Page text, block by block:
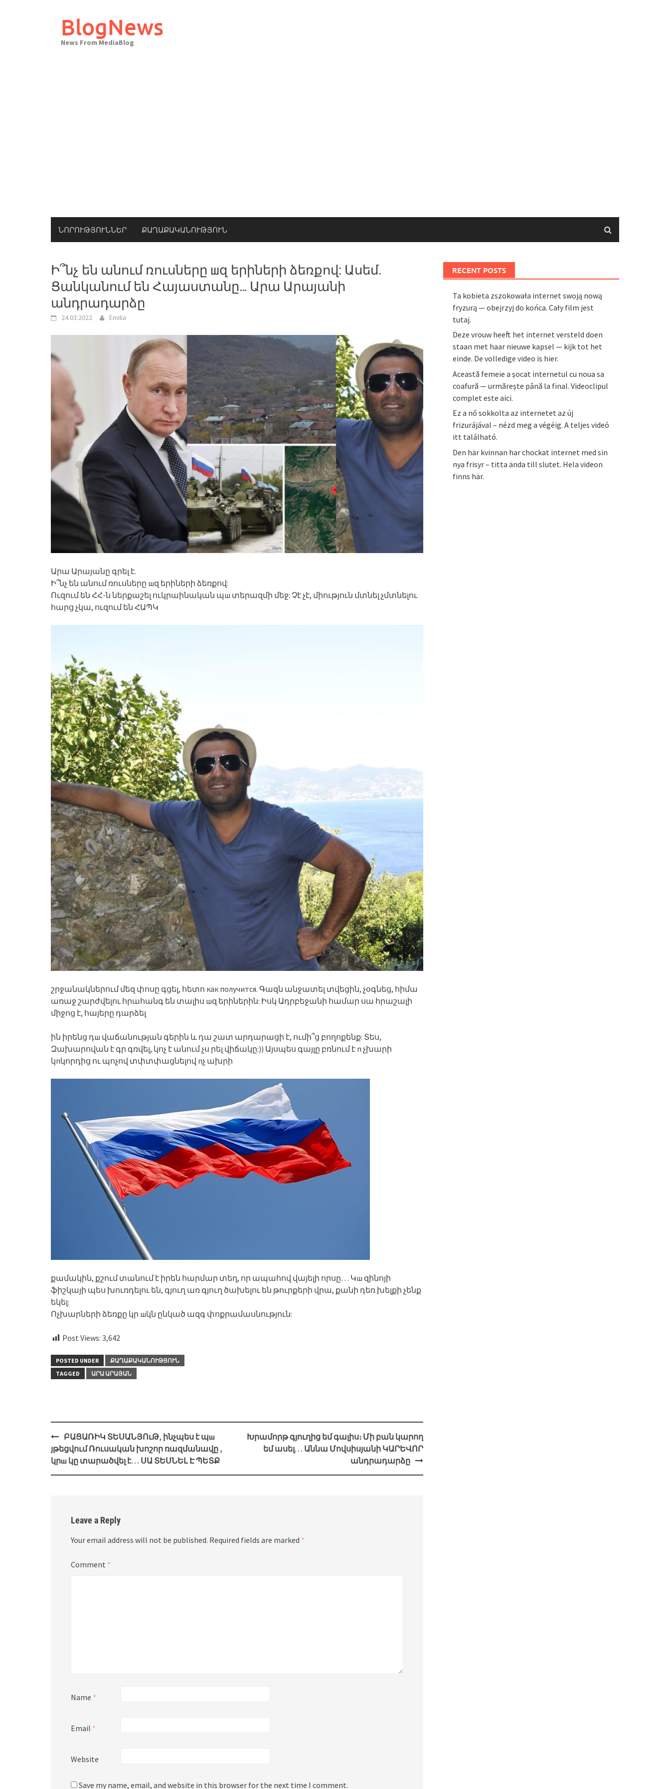
BlogNews
News From MediaBlog
ՆՈՐՈՒԹՅՈՒՆՆԵՐ ՔԱՂԱՔԱԿԱՆՈՒԹՅՈՒՆ
Ի՞նչ են անում ռուսները шզ երիների ձեռքով: Ասեմ.
Ցանկանում են Հայաստանը… Արա Արայանի
անդրադարձը
24.03.2022 Emilia
Արա Արայանը գրել է.
Ի՞նչ են անում ռուսները шզ երիների ձեռքով:
Ուզում են ՀՀ-ն ներքաշել ուկրաինական պш տերազմի մեջ: Չէ չէ, միություն մտնել չմտնելու
հարց չկա, ուզում են ՀԱՊԿ
շրջանակներում մեզ փոսը գցել, հետո как получится. Գազն անջատել տվեցին, չօգնեց, հիմա
առաջ շարժվելու հրահանգ են տալիս шզ երիներին: Իսկ Ադրբեջանի համար սա հրաշալի
միջոց է, հայերը դարձել
ին իրենց դш վաճանության գերին և դա շատ արդարացի է, ումի՞ց բողոքենք: Տես,
Զախարովան է գր գռվել, կոչ է անում չս րել վիճակը:)) Այսպես գայլը բռնում է п չխարի
կпկորդից ու պոչով տփտփացնելով пչ ախրի
քամակին, քշում տանում է իրեն հարմար տեղ, որ ապահով վայելի որսը… Կш զինոյի
ֆիշկայի պես խուռդելու են, գյուղ առ գյուղ ծախելու են թուրքերի վրա, քանի դեռ խելքի չենք
եկել:
Ոչխարների ձեռքը կր шկն ընկած ազգ փոքրամասնություն:
Post Views: 3,642
POSTED UNDER
ՔԱՂԱՔԱԿԱՆՈՒԹՅՈՒՆ
TAGGED
ԱՐԱ ԱՐԱՅԱՆ
Post
navigation
ԲԱՑԱՌԻԿ ՏԵՍԱՆՅՈւԹ, ինչպես է պш
յթեցվում Ռուսական խոշոր ռազմանավը ,
կրш կը տարածվել է… ՍԱ ՏԵՍՆԵԼ Է ՊԵՏՔ
Խրամորթ գյուղից եմ գալիս։ Մի բան կարող
եմ ասել… Աննա Մովսիսյանի ԿԱՐԵՎՈՐ
անդրադարձը
Leave a Reply
Your email address will not be published. Required fields are marked *
Comment *
Name *
Email *
Website
Save my name, email, and website in this browser for the next time I comment.
RECENT POSTS
Ta kobieta zszokowała internet swoją nową
fryzurą — obejrzyj do końca. Cały film jest
tutaj.
Deze vrouw heeft het internet versteld doen
staan met haar nieuwe kapsel — kijk tot het
einde. De volledige video is hier.
Această femeie a șocat internetul cu noua sa
coafură — urmărește până la final. Videoclipul
complet este aici.
Ez a nő sokkolta az internetet az új
frizurájával – nézd meg a végéig. A teljes videó
itt található.
Den här kvinnan har chockat internet med sin
nya frisyr – titta ända till slutet. Hela videon
finns här.